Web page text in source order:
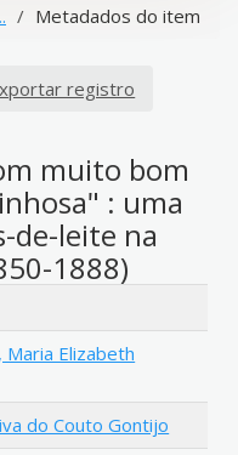
Metadados do item
registro
muito bom
: uma
de-leite na
1888)
Maria Elizabeth
do Couto Gontijo